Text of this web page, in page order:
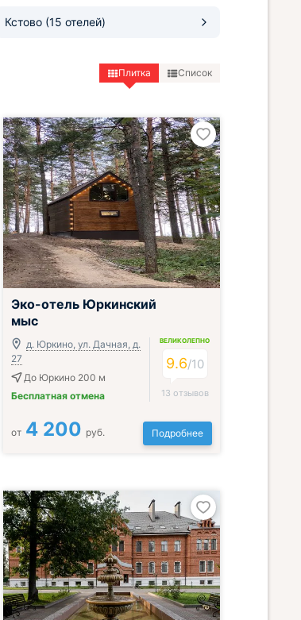
Кстово (15 отелей)
Плитка Список
Эко-отель Юркинский
мыс
д. Юркино, ул. Дачная, д.
27
До Юркино 200 м
Бесплатная отмена
ВЕЛИКОЛЕПНО
9.6/10
13 отзывов
от 4 200 руб. Подробнее